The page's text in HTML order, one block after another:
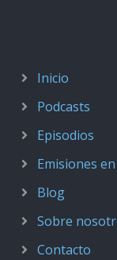
Inicio
Podcasts
Episodios
Emisiones
Blog
Sobre
Contacto